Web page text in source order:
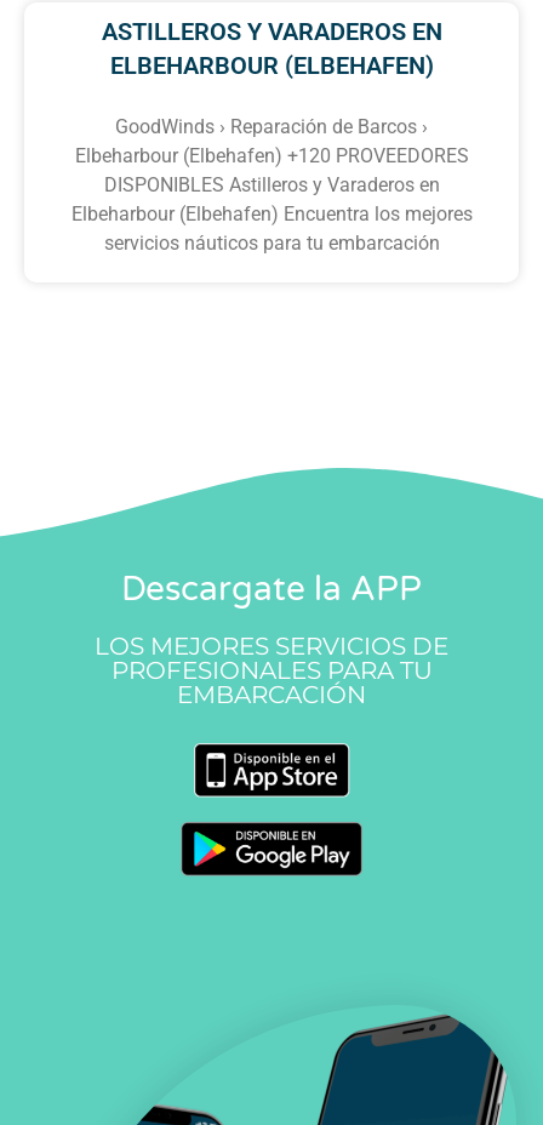
ASTILLEROS Y VARADEROS EN
ELBEHARBOUR (ELBEHAFEN)
GoodWinds › Reparación de Barcos ›
Elbeharbour (Elbehafen) +120 PROVEEDORES
DISPONIBLES Astilleros y Varaderos en
Elbeharbour (Elbehafen) Encuentra los mejores
servicios náuticos para tu embarcación
Descargate la APP
LOS MEJORES SERVICIOS DE
PROFESIONALES PARA TU
EMBARCACIÓN